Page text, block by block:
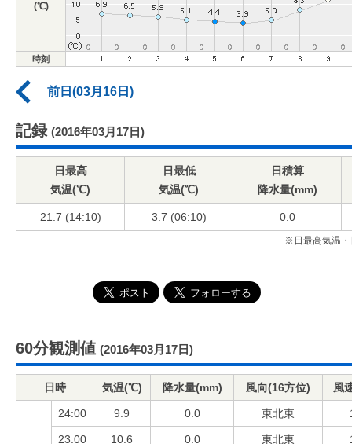
(℃)
時刻
前日(03月16日)
記録 (2016年03月17日)
日最高
気温(℃)
日最低
気温(℃)
日積算
降水量(mm)
21.7 (14:10) 3.7 (06:10) 0.0
※日最高気温・
60分観測値 (2016年03月17日)
日時 気温(℃) 降水量(mm) 風向(16方位) 風
24:00 9.9 0.0 東北東
23:00 10.6 0.0 東北東